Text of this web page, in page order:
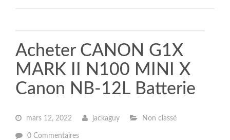
Acheter CANON G1X
MARK II N100 MINI X
Canon NB-12L Batterie
mars 12, 2022 jackaguy Non classé
0 Commentaires